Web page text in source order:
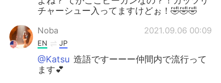
チャーシュー入ってますけどぉ！🤣🤣🤣
Noba 2021.09.06 00:09
EN JP
@Katsu 造語ですーーー仲間内で流行って
ます💕